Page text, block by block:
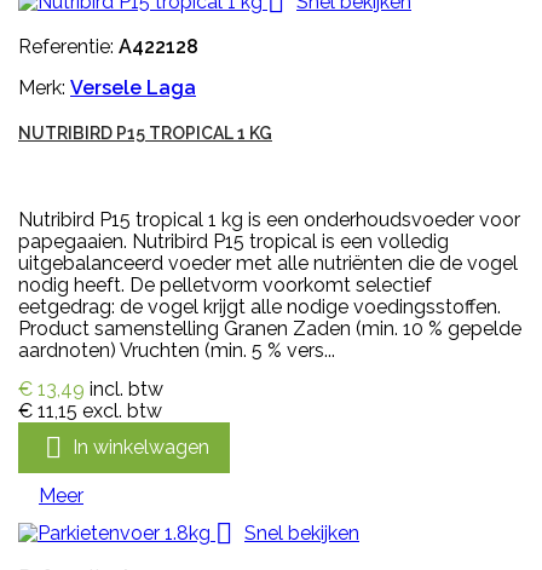
Referentie: A422128
Merk: Versele Laga
NUTRIBIRD P15 TROPICAL 1 KG
Nutribird P15 tropical 1 kg is een onderhoudsvoeder voor
papegaaien. Nutribird P15 tropical is een volledig
uitgebalanceerd voeder met alle nutriënten die de vogel
nodig heeft. De pelletvorm voorkomt selectief
eetgedrag: de vogel krijgt alle nodige voedingsstoffen.
Product samenstelling Granen Zaden (min. 10 % gepelde
aardnoten) Vruchten (min. 5 % vers...
€ 13,49 incl. btw
€ 11,15 excl. btw
 In winkelwagen
Meer

Snel bekijken